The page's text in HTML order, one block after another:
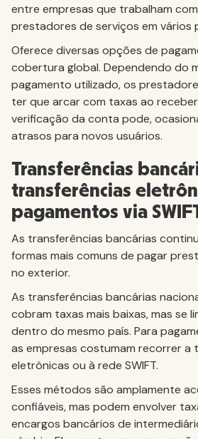
entre empresas que trabalham
prestadores de serviços em vários
Oferece diversas opções de
cobertura global. Dependendo do
pagamento utilizado, os
ter que arcar com taxas ao
verificação da conta pode,
atrasos para novos usuários.
Transferências
transferências
pagamentos via
As transferências bancárias
formas mais comuns de pagar
no exterior.
As transferências bancárias
cobram taxas mais baixas, mas se
dentro do mesmo país. Para
as empresas costumam recorrer a
eletrônicas ou à rede SWIFT.
Esses métodos são amplamente
confiáveis, mas podem envolver
encargos bancários de